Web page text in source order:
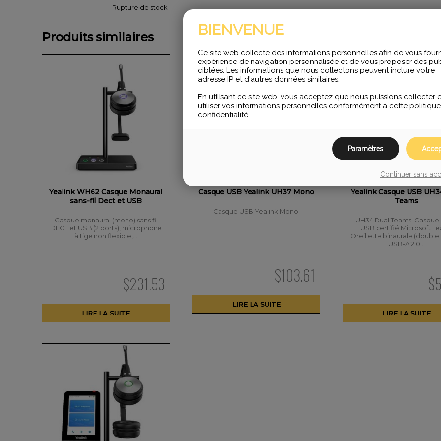
Rupture de stock
Produits similaires
Yealink WH62 Casque Monaural
sans-fil Dect et USB
Casque monaural (mono) sans fil
DECT et USB (2 ports), microphone
à tige non flexible,…
$231.53
LIRE LA SUITE
Casque USB Yealink UH37 Mono
Casque USB Yealink Mono.
$103.61
LIRE LA SUITE
Yealink Casque USB
Teams
UH34 Dual Teams Casque
USB certifié Microsoft
Oreillette binaurale (double
USB-A 2.0…
$
LIRE LA SUITE
BIENVENUE
Ce site web collecte des informations personnelles afin de vous
expérience de navigation personnalisée et de vous proposer des
ciblées. Les informations que nous collectons peuvent inclure votre
adresse IP et d'autres données similaires.
En utilisant ce site web, vous acceptez que nous puissions collecter
utiliser vos informations personnelles conformément à cette
confidentialité.
Paramètres
Continuer sans